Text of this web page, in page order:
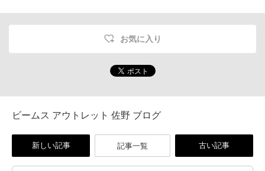
お気に入り
ビームス アウトレット 佐野 ブログ
新しい記事 記事一覧 古い記事